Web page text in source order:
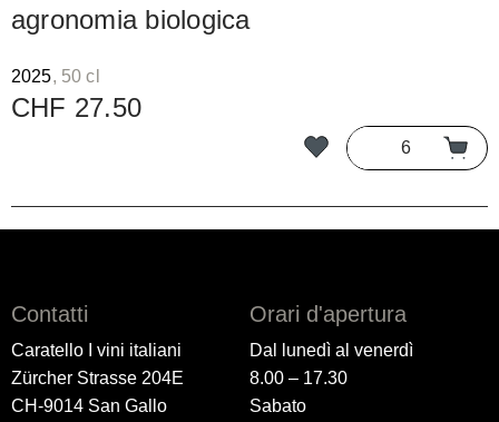
agronomia biologica
2025, 50 cl
CHF 27.50
Contatti
Caratello I vini italiani
Zürcher Strasse 204E
CH-9014 San Gallo
Orari d'apertura
Dal lunedì al venerdì
8.00 – 17.30
Sabato